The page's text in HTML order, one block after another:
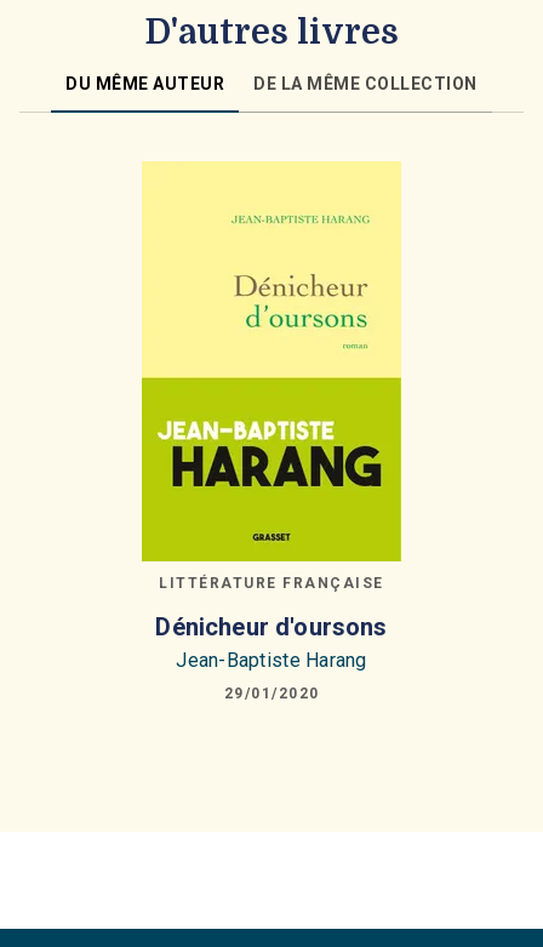
D'autres livres
DU MÊME AUTEUR DE LA MÊME COLLECTION
LITTÉRATURE FRANÇAISE
Dénicheur d'oursons
Jean-Baptiste Harang
29/01/2020